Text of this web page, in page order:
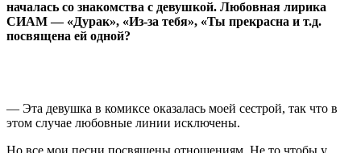
началась со знакомства с девушкой. Любовная лирика
СИАМ — «Дурак», «Из-за тебя», «Ты прекрасна и т.д.
посвящена ей одной?
— Эта девушка в комиксе оказалась моей сестрой, так что в
этом случае любовные линии исключены.
Но все мои песни посвящены отношениям. Не то чтобы у